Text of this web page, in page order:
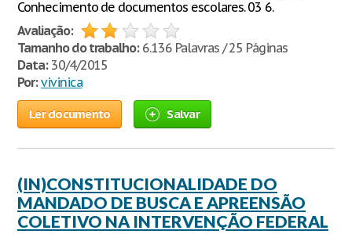
Conhecimento de documentos escolares. 03 6.
Avaliação:
Tamanho do trabalho:6.136 Palavras / 25 Páginas
Data:30/4/2015
Por: vivinica
Ler documento Salvar
(IN)CONSTITUCIONALIDADE DO
MANDADO DE BUSCA E APREENSÃO
COLETIVO NA INTERVENÇÃO FEDERAL